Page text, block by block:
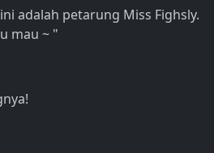
adalah petarung Miss Fighsly.
mau ~ "